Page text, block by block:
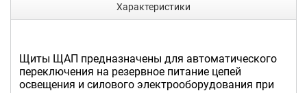
Характеристики
Щиты ЩАП предназначены для автоматического
переключения на резервное питание цепей
освещения и силового электрооборудования при